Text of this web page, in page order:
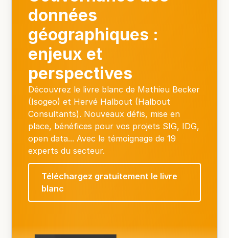
données
géographiques :
enjeux et
perspectives
Découvrez le livre blanc de Mathieu Becker
(Isogeo) et Hervé Halbout (Halbout
Consultants). Nouveaux défis, mise en
place, bénéfices pour vos projets SIG, IDG,
open data... Avec le témoignage de 19
experts du secteur.
Téléchargez gratuitement le livre
blanc